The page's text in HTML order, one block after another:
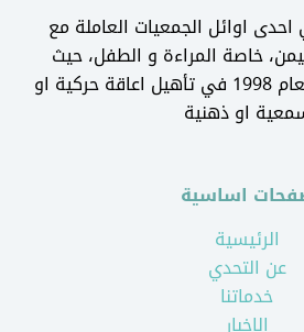
اوائل الجمعيات العاملة مع
خاصة المراءة و الطفل، حيث
تعمل الجمعية منذ العام 1998 في تأهيل اعاقة حركية او
او ذهنية
اساسية
الرئيسية
عن التحدي
خدماتنا
الاخبار